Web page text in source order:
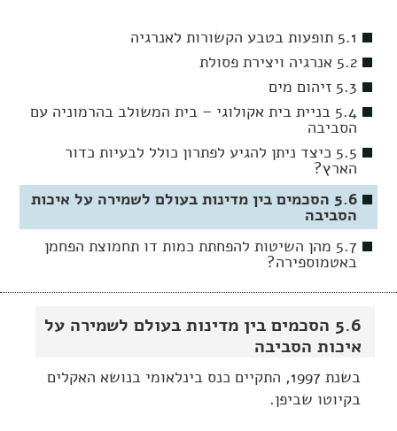
5.6 הסכמים בין מדינות בעולם לשמירה על
איכות הסביבה
בשנת 1997, התקיים כנס בינלאומי בנושא האקלים
בקיוטו שביפן.
5.1 תופעות בטבע הקשורות לאנרגיה
5.2 אנרגיה ויצירת פסולת
5.3 זיהום מים
5.4 בניית בית אקולוגי – בית המשולב בהרמוניה עם
הסביבה
5.5 כיצד ניתן להגיע לפתרון כולל לבעיות כדור
הארץ?
5.6 הסכמים בין מדינות בעולם לשמירה על איכות
הסביבה
5.7 מהן השיטות להפחתת כמות דו תחמוצת הפחמן
באטמוספירה?